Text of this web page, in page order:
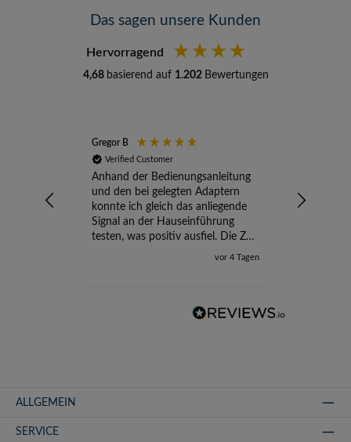
Das sagen unsere Kunden
Hervorragend
4,68 basierend auf 1.202 Bewertungen
Gregor B
Verified Customer
Anhand der Bedienungsanleitung
und den bei gelegten Adaptern
konnte ich gleich das anliegende
Signal an der Hauseinführung
testen, was positiv ausfiel. Die Zeit
der Ungewissheit ist jetzt vorbei,
vor 4 Tagen
ALLGEMEIN
SERVICE